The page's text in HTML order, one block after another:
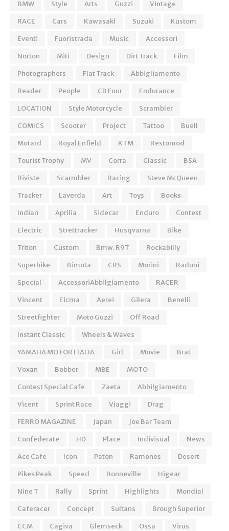
BMW
Style Arts Guzzi
Vintage
RACE
Cars Kawasaki Suzuki
Kustom
Eventi
Fuoristrada Music
Accessori
Norton
Miti Design Dirt Track
Film
Photographers
Flat Track
Abbigliamento
Reader
People CB Four
Endurance
LOCATION
Style Motorcycle
Scrambler
COMICS
Scooter Project Tattoo
Buell
Motard
Royal Enfield KTM
Restomod
Tourist Trophy
MV Corra Classic
BSA
Riviste
Scarmbler Racing
Steve McQueen
Tracker
Laverda Art Toys
Books
Indian
Aprilia Sidecar Enduro
Contest
Electric
Strettracker Husqvarna
Bike
Triton
Custom Bmw. R9T
Rockabilly
Superbike
Bimota CRS Morini
Raduni
Special
AccessoriAbbilgiamento
RACER
Vincent
Eicma Aerei Gilera
Benelli
Streetfighter
Moto Guzzi
Off Road
Instant Classic
Wheels & Waves
YAMAHA MOTOR ITALIA
Girl Movie
Brat
Voxan
Bobber MBE
MOTO
Contest Special Cafe
Zaeta
Abbilgiamento
Vicent
Sprint Race Viaggi
Drag
FERRO MAGAZINE
Japan
Joe Bar Team
Confederate
HD Place Indivisual
News
Ace Cafe
Icon Paton Ramones
Desert
Pikes Peak
Speed Bonneville
Higear
Nine T
Rally Sprint Highlights
Mondial
Caferacer
Concept Sultans
Brough Superior
CCM
Cagiva Glemseck Ossa
Virus